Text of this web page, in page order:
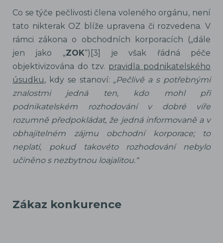
Co se týče pečlivosti člena voleného orgánu, není
tato nikterak OZ blíže upravena či rozvedena. V
rámci zákona o obchodních korporacích („dále
jen jako „ZOK“)[3] je však řádná péče
objektivizována do tzv. pravidla podnikatelského
úsudku, kdy se stanoví: „Pečlivě a s potřebnými
znalostmi jedná ten, kdo mohl při
podnikatelském rozhodování v dobré víře
rozumně předpokládat, že jedná informovaně a v
obhajitelném zájmu obchodní korporace; to
neplatí, pokud takovéto rozhodování nebylo
učiněno s nezbytnou loajalitou.“
Zákaz konkurence